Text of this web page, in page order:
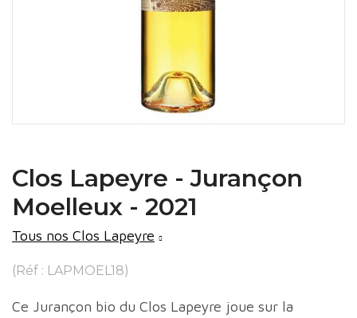
Clos Lapeyre - Jurançon
Moelleux - 2021
Tous nos Clos Lapeyre
(Réf : LAPMOEL18)
Ce Jurançon bio du Clos Lapeyre joue sur la